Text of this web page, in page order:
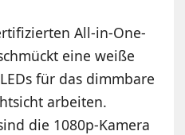
All-in-One-
eine weiße
für das dimmbare
arbeiten.
die 1080p-Kamera